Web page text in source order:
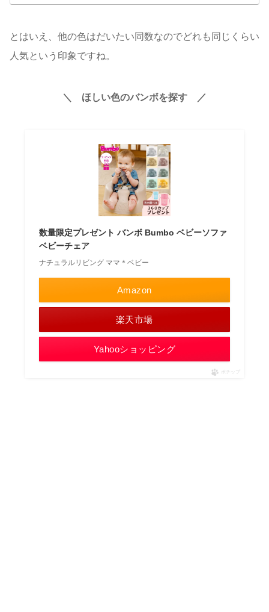
とはいえ、他の色はだいたい同数なのでどれも同じくらい
人気という印象ですね。
＼ ほしい色のバンボを探す ／
数量限定プレゼント バンボ Bumbo ベビーソファ
ベビーチェア
ナチュラルリビング ママ＊ベビー
Amazon
楽天市場
Yahooショッピング
ポチップ